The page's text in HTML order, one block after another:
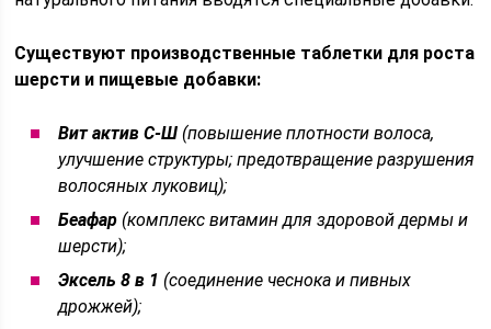
Существуют производственные таблетки для роста
шерсти и пищевые добавки:
Вит актив С-Ш (повышение плотности волоса,
улучшение структуры; предотвращение разрушения
волосяных луковиц);
Беафар (комплекс витамин для здоровой дермы и
шерсти);
Эксель 8 в 1 (соединение чеснока и пивных
дрожжей);